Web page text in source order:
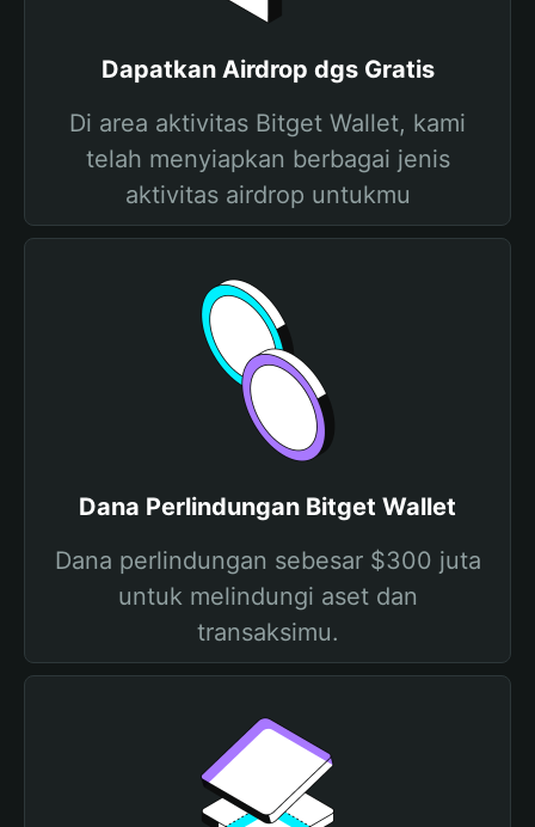
Dapatkan Airdrop dgs Gratis
Di area aktivitas Bitget Wallet, kami
telah menyiapkan berbagai jenis
aktivitas airdrop untukmu
Dana Perlindungan Bitget Wallet
Dana perlindungan sebesar $300 juta
untuk melindungi aset dan
transaksimu.